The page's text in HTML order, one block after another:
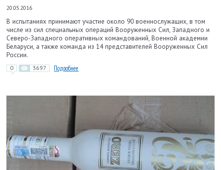
20.05.2016
В испытаниях принимают участие около 90 военнослужащих, в том
числе из сил специальных операций Вооруженных Сил, Западного и
Северо-Западного оперативных командований, Военной академии
Беларуси, а также команда из 14 представителей Вооруженных Сил
России.
0 3697 Подробнее